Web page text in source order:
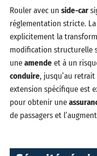
Rouler avec un side-car
réglementation stricte.
explicitement la
modification structurelle
uneamendeet à un
conduire, jusqu’au
extension spécifique est
pour obtenir une
de passagers et